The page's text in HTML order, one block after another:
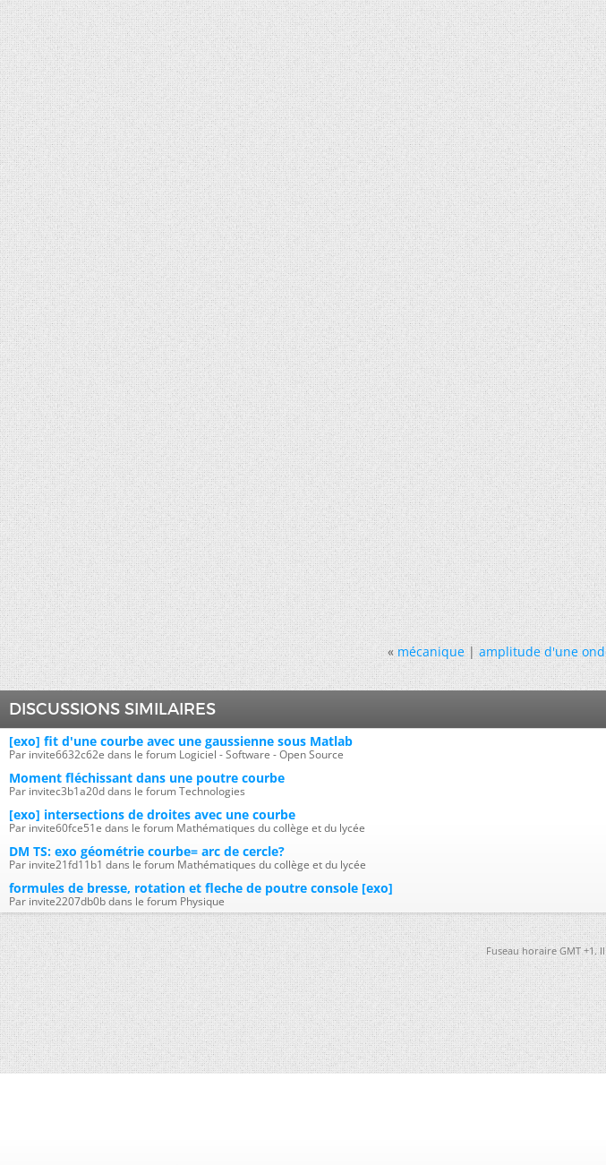
« mécanique|amplitude d'une
DISCUSSIONS SIMILAIRES
[exo] fit d'une courbe avec une gaussienne sous Matlab
Par invite6632c62e dans le forum Logiciel - Software - Open Source
Moment fléchissant dans une poutre courbe
Par invitec3b1a20d dans le forum Technologies
[exo] intersections de droites avec une courbe
Par invite60fce51e dans le forum Mathématiques du collège et du lycée
DM TS: exo géométrie courbe= arc de cercle?
Par invite21fd11b1 dans le forum Mathématiques du collège et du lycée
formules de bresse, rotation et fleche de poutre console [exo]
Par invite2207db0b dans le forum Physique
Fuseau horaire GMT +1.